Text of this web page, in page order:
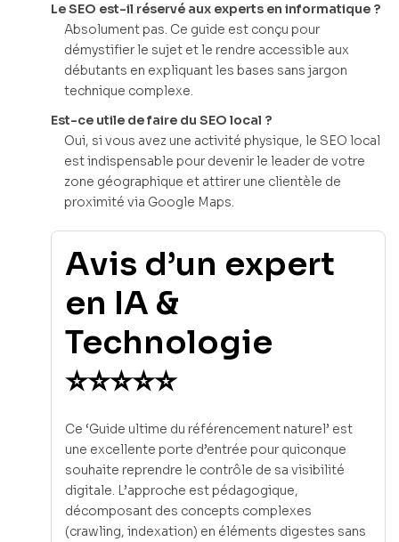
Le SEO est-il réservé aux experts en informatique ?
Absolument pas. Ce guide est conçu pour
démystifier le sujet et le rendre accessible aux
débutants en expliquant les bases sans jargon
technique complexe.
Est-ce utile de faire du SEO local ?
Oui, si vous avez une activité physique, le SEO local
est indispensable pour devenir le leader de votre
zone géographique et attirer une clientèle de
proximité via Google Maps.
Avis d’un expert
en IA &
Technologie
⭐⭐⭐⭐⭐
Ce ‘Guide ultime du référencement naturel’ est
une excellente porte d’entrée pour quiconque
souhaite reprendre le contrôle de sa visibilité
digitale. L’approche est pédagogique,
décomposant des concepts complexes
(crawling, indexation) en éléments digestes sans